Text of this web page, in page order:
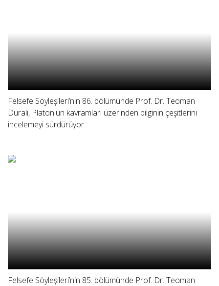
Felsefe Söyleşileri’nin 86. bölümünde Prof. Dr. Teoman
Duralı, Platon'un kavramları üzerinden bilginin çeşitlerini
incelemeyi sürdürüyor.
Felsefe Söyleşileri’nin 85. bölümünde Prof. Dr. Teoman